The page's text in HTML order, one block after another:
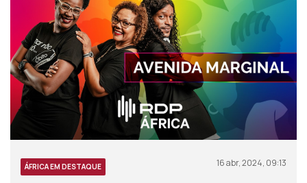
ÁFRICA EM DESTAQUE 16 abr, 2024, 09:13